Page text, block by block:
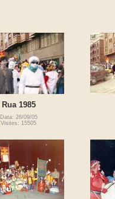
Rua 1985
Data: 26/09/05
Visites: 15505